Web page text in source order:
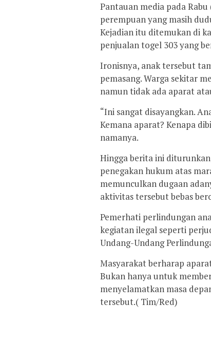
Pantauan media pada
perempuan yang masih
Kejadian itu ditemukan di
penjualan togel 303 yang
Ironisnya, anak tersebut
pemasang. Warga sekitar
namun tidak ada aparat
“Ini sangat disayangkan.
Kemana aparat? Kenapa
namanya.
Hingga berita ini
penegakan hukum atas
memunculkan dugaan
aktivitas tersebut bebas
Pemerhati perlindungan
kegiatan ilegal seperti
Undang-Undang
Masyarakat berharap
Bukan hanya untuk
menyelamatkan masa
tersebut.( Tim/Red)